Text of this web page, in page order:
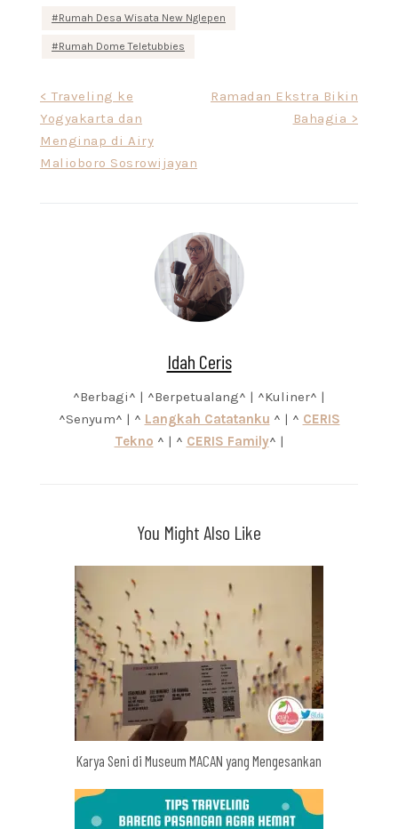
Rumah Desa Wisata New Nglepen
Rumah Dome Teletubbies
navigation
< Traveling ke
Yogyakarta dan
Menginap di Airy
Malioboro Sosrowijayan
Ramadan Ekstra Bikin
Bahagia >
Idah Ceris
^Berbagi^ | ^Berpetualang^ | ^Kuliner^ |
^Senyum^ | ^ Langkah Catatanku ^ | ^ CERIS
Tekno ^ | ^ CERIS Family^ |
You Might Also Like
Karya Seni di Museum MACAN yang Mengesankan